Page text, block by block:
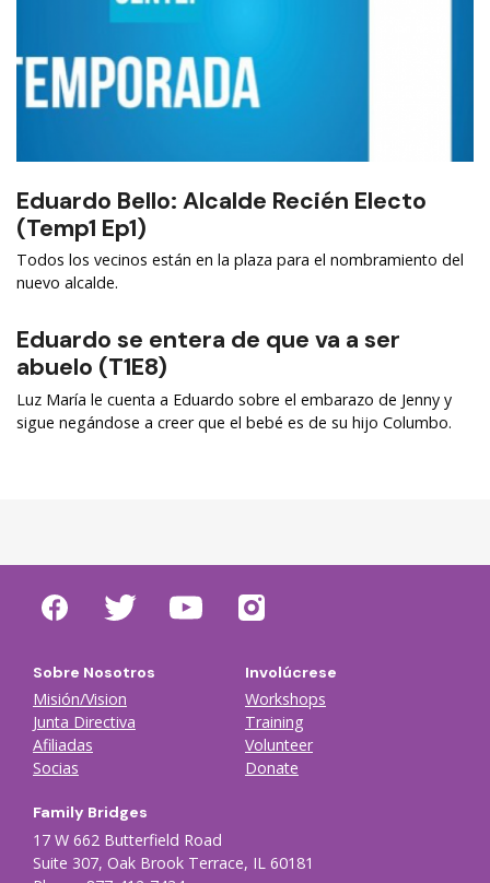
Eduardo Bello: Alcalde Recién Electo
(Temp1 Ep1)
Todos los vecinos están en la plaza para el nombramiento del
nuevo alcalde.
Eduardo se entera de que va a ser
abuelo (T1E8)
Luz María le cuenta a Eduardo sobre el embarazo de Jenny y
sigue negándose a creer que el bebé es de su hijo Columbo.
Sobre Nosotros
Misión/Vision
Junta Directiva
Afiliadas
Socias
Involúcrese
Workshops
Training
Volunteer
Donate
Family Bridges
17 W 662 Butterfield Road
Suite 307, Oak Brook Terrace, IL 60181